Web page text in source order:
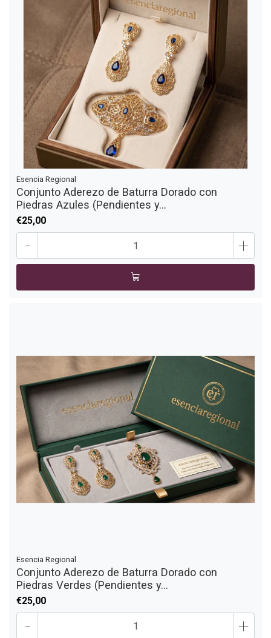
Esencia Regional
Conjunto Aderezo de Baturra Dorado con
Piedras Azules (Pendientes y...
€25,00
- +
Esencia Regional
Conjunto Aderezo de Baturra Dorado con
Piedras Verdes (Pendientes y...
€25,00
- +